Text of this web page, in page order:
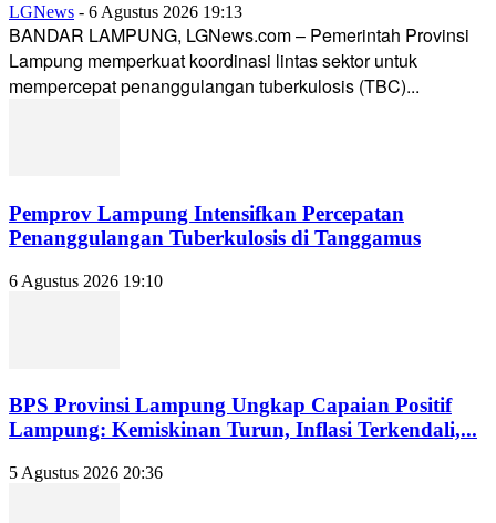
LGNews - 6 Agustus 2026 19:13
BANDAR LAMPUNG, LGNews.com – Pemerintah Provinsi
Lampung memperkuat koordinasi lintas sektor untuk
mempercepat penanggulangan tuberkulosis (TBC)...
Pemprov Lampung Intensifkan Percepatan
Penanggulangan Tuberkulosis di Tanggamus
6 Agustus 2026 19:10
BPS Provinsi Lampung Ungkap Capaian Positif
Lampung: Kemiskinan Turun, Inflasi Terkendali,...
5 Agustus 2026 20:36